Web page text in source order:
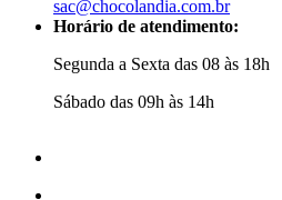
sac@chocolandia.com.br
Horário de atendimento:
Segunda a Sexta das 08 às 18h
Sábado das 09h às 14h